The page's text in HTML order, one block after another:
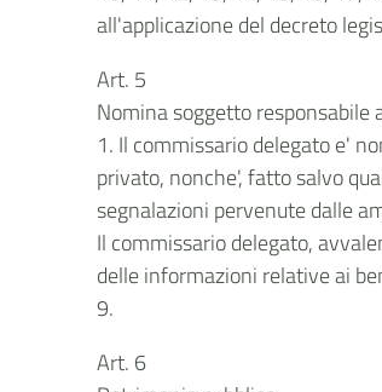
all'applicazione del decreto
Art. 5
Nomina soggetto
1. Il commissario delegato e'
privato, nonche', fatto salvo
segnalazioni pervenute dalle
Il commissario delegato,
delle informazioni relative ai
9.
Art. 6